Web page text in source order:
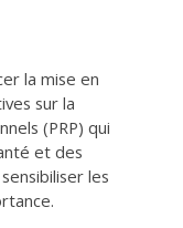
la mise en
sur la
(PRP) qui
et des
les